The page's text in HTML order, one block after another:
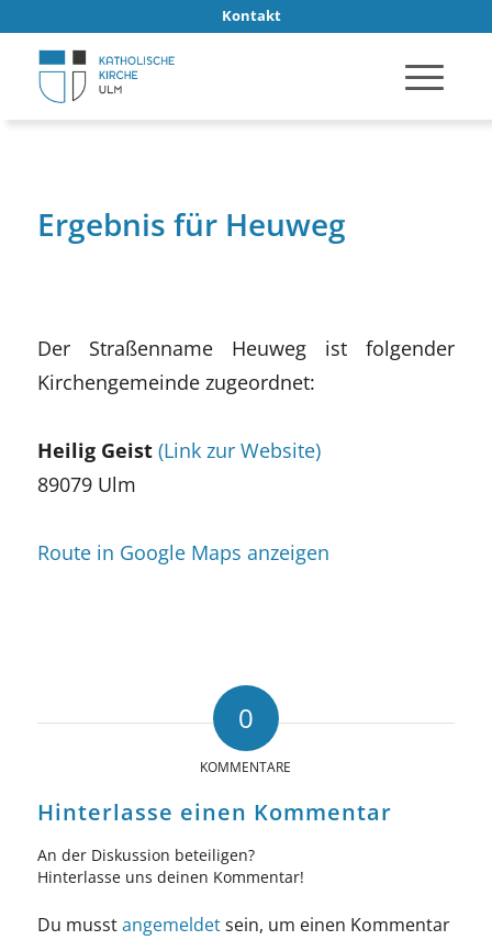
Kontakt
Ergebnis für Heuweg
Der Straßenname Heuweg ist folgender
Kirchengemeinde zugeordnet:
Heilig Geist (Link zur Website)
89079 Ulm
Route in Google Maps anzeigen
0
KOMMENTARE
Hinterlasse einen Kommentar
An der Diskussion beteiligen?
Hinterlasse uns deinen Kommentar!
Du musstangemeldetsein, um einen Kommentar